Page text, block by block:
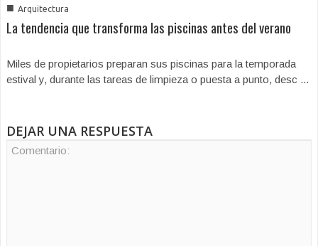
■ Arquitectura
La tendencia que transforma las piscinas antes del verano
Miles de propietarios preparan sus piscinas para la temporada
estival y, durante las tareas de limpieza o puesta a punto, desc ...
DEJAR UNA RESPUESTA